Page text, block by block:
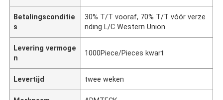
Betalingsconditie
s
30% T/T vooraf, 70% T/T vóór verze
nding L/C Western Union
Levering vermoge
n
1000Piece/Pieces kwart
Levertijd twee weken